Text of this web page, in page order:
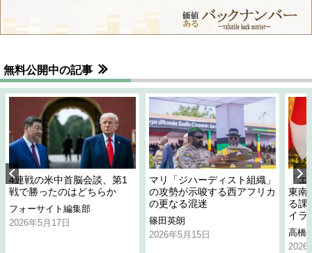
無料公開中の記事
4連戦の米中首脳会談、第1
戦で勝ったのはどちらか
フォーサイト編集部
2026年5月17日
マリ「ジハーディスト組織」
の攻勢が示唆する西アフリカ
の更なる混迷
篠田英朗
2026年5月15日
「
東南
る課
イラ
高橋
2026